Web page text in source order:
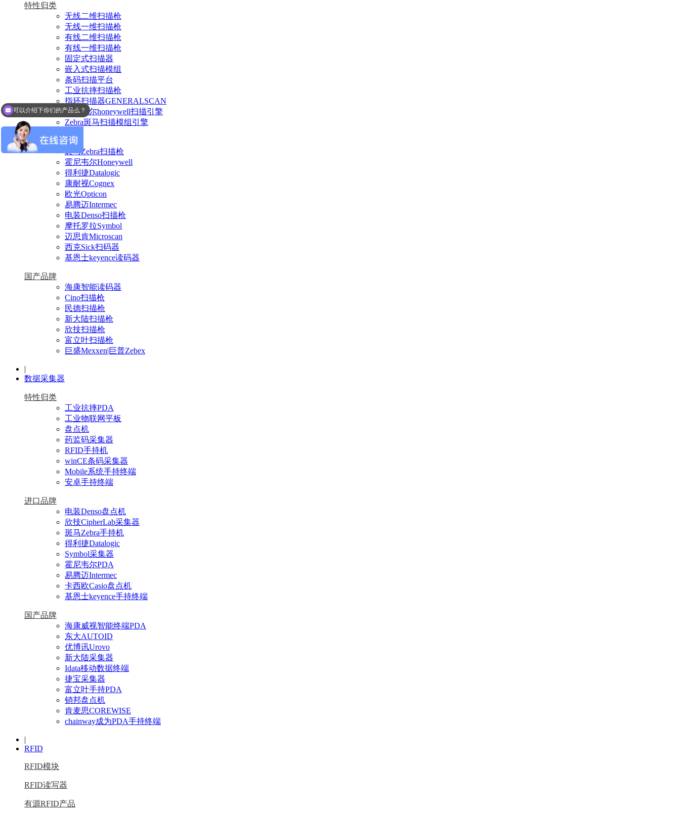
特性归类
无线二维扫描枪
无线一维扫描枪
有线二维扫描枪
有线一维扫描枪
固定式扫描器
嵌入式扫描模组
条码扫描平台
工业抗摔扫描枪
指环扫描器GENERALSCAN
霍尼韦尔honeywell扫描引擎
Zebra斑马扫描模组引擎
进口品牌
斑马Zebra扫描枪
霍尼韦尔Honeywell
得利捷Datalogic
康耐视Cognex
欧光Opticon
易腾迈Intermec
电装Denso扫描枪
摩托罗拉Symbol
迈思肯Microscan
西克Sick扫码器
基恩士keyence读码器
国产品牌
海康智能读码器
Cino扫描枪
民德扫描枪
新大陆扫描枪
欣技扫描枪
富立叶扫描枪
巨盛Mexxen|巨普Zebex
|
数据采集器
特性归类
工业抗摔PDA
工业物联网平板
盘点机
药监码采集器
RFID手持机
winCE条码采集器
Mobile系统手持终端
安卓手持终端
进口品牌
电装Denso盘点机
欣技CipherLab采集器
斑马Zebra手持机
得利捷Datalogic
Symbol采集器
霍尼韦尔PDA
易腾迈Intermec
卡西欧Casio盘点机
基恩士keyence手持终端
国产品牌
海康威视智能终端PDA
东大AUTOID
优博讯Urovo
新大陆采集器
Idata移动数据终端
捷宝采集器
富立叶手持PDA
销邦盘点机
肯麦思COREWISE
chainway成为PDA手持终端
|
RFID
RFID模块
RFID读写器
有源RFID产品
可以介绍下你们的产品么？
你们是怎么收费的呢？